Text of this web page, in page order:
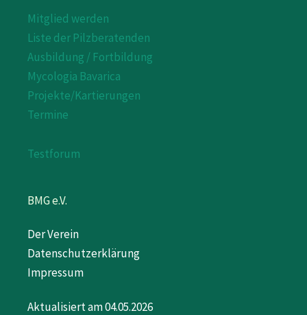
Mitglied werden
Liste der Pilzberatenden
Ausbildung / Fortbildung
Mycologia Bavarica
Projekte/Kartierungen
Termine
Testforum
BMG e.V.
Der Verein
Datenschutzerklärung
Impressum
Aktualisiert am 04.05.2026